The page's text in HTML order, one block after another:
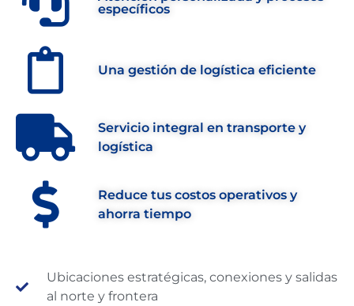
específicos
Una gestión de logística eficiente
Servicio integral en transporte y
logística
Reduce tus costos operativos y
ahorra tiempo
Ubicaciones estratégicas, conexiones y salidas
al norte y frontera